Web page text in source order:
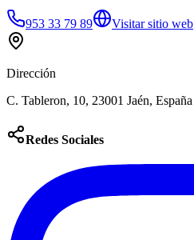
953 33 79 89 Visitar sitio web
Dirección
C. Tableron, 10, 23001 Jaén, España
Redes Sociales